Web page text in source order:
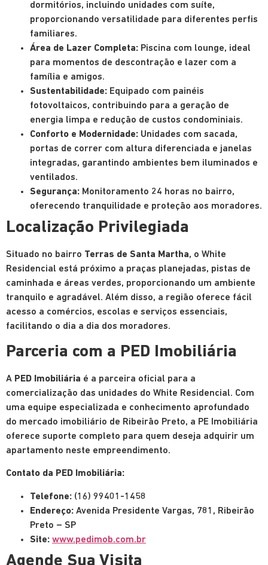
dormitórios, incluindo unidades com suíte,
proporcionando versatilidade para diferentes perfis
familiares.
Área de Lazer Completa: Piscina com lounge, ideal
para momentos de descontração e lazer com a
família e amigos.
Sustentabilidade: Equipado com painéis
fotovoltaicos, contribuindo para a geração de
energia limpa e redução de custos condominiais.
Conforto e Modernidade: Unidades com sacada,
portas de correr com altura diferenciada e janelas
integradas, garantindo ambientes bem iluminados e
ventilados.
Segurança: Monitoramento 24 horas no bairro,
oferecendo tranquilidade e proteção aos moradores.
Localização Privilegiada
Situado no bairro Terras de Santa Martha, o White
Residencial está próximo a praças planejadas, pistas de
caminhada e áreas verdes, proporcionando um ambiente
tranquilo e agradável. Além disso, a região oferece fácil
acesso a comércios, escolas e serviços essenciais,
facilitando o dia a dia dos moradores.
Parceria com a PED Imobiliária
A PED Imobiliária é a parceira oficial para a
comercialização das unidades do White Residencial. Com
uma equipe especializada e conhecimento aprofundado
do mercado imobiliário de Ribeirão Preto, a PE Imobiliária
oferece suporte completo para quem deseja adquirir um
apartamento neste empreendimento.
Contato da PED Imobiliária:
Telefone: (16) 99401-1458
Endereço: Avenida Presidente Vargas, 781, Ribeirão
Preto – SP
Site: www.pedimob.com.br
Agende Sua Visita